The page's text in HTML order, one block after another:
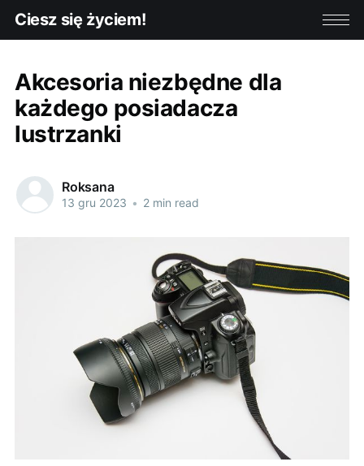
Ciesz się życiem!
Akcesoria niezbędne dla
każdego posiadacza
lustrzanki
Roksana
13 gru 2023 • 2 min read